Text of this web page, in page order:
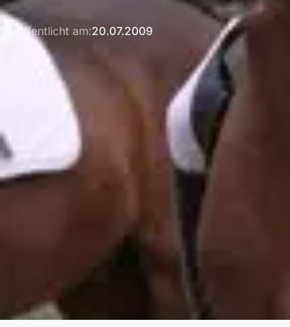
Veröffentlicht am:20.07.2009